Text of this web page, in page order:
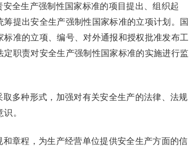
全生产强制性国家标准的项目提出、组织起
提出安全生产强制性国家标准的立项计划。国
准的立项、编号、对外通报和授权批准发布工
职责对安全生产强制性国家标准的实施进行监
多种形式，加强对有关安全生产的法律、法规
。
章程，为生产经营单位提供安全生产方面的信